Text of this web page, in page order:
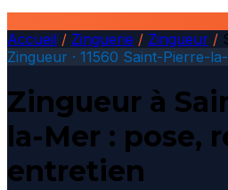
Accueil / Zinguerie / Zingueur /
Zingueur · 11560 Saint-Pierre-
Zingueur à
la-Mer : pose,
entretien